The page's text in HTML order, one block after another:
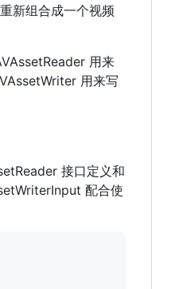
新组合成一个视频
用来
用来写
接口定义和
配合使